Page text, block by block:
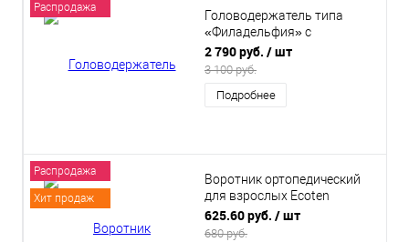
Распродажа
Головодержатель типа
«Филадельфия» с
отверстием Ecoten ОВ-01Ф
2 790 руб. / шт
3 100 руб.
Подробнее
Распродажа
Хит продаж
Воротник ортопедический
для взрослых Ecoten
ОВ-11/50
625.60 руб. / шт
680 руб.